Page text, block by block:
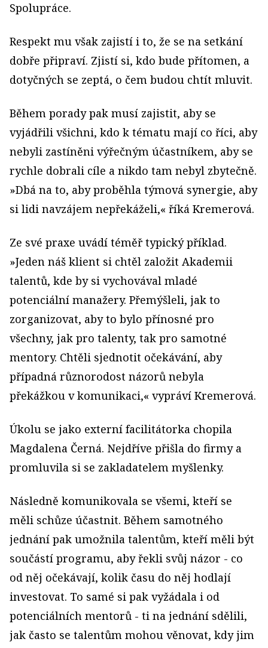
Spolupráce.
Respekt mu však zajistí i to, že se na setkání
dobře připraví. Zjistí si, kdo bude přítomen, a
dotyčných se zeptá, o čem budou chtít mluvit.
Během porady pak musí zajistit, aby se
vyjádřili všichni, kdo k tématu mají co říci, aby
nebyli zastíněni výřečným účastníkem, aby se
rychle dobrali cíle a nikdo tam nebyl zbytečně.
»Dbá na to, aby proběhla týmová synergie, aby
si lidi navzájem nepřekáželi,« říká Kremerová.
Ze své praxe uvádí téměř typický příklad.
»Jeden náš klient si chtěl založit Akademii
talentů, kde by si vychovával mladé
potenciální manažery. Přemýšleli, jak to
zorganizovat, aby to bylo přínosné pro
všechny, jak pro talenty, tak pro samotné
mentory. Chtěli sjednotit očekávání, aby
případná různorodost názorů nebyla
překážkou v komunikaci,« vypráví Kremerová.
Úkolu se jako externí facilitátorka chopila
Magdalena Černá. Nejdříve přišla do firmy a
promluvila si se zakladatelem myšlenky.
Následně komunikovala se všemi, kteří se
měli schůze účastnit. Během samotného
jednání pak umožnila talentům, kteří měli být
součástí programu, aby řekli svůj názor - co
od něj očekávají, kolik času do něj hodlají
investovat. To samé si pak vyžádala i od
potenciálních mentorů - ti na jednání sdělili,
jak často se talentům mohou věnovat, kdy jim